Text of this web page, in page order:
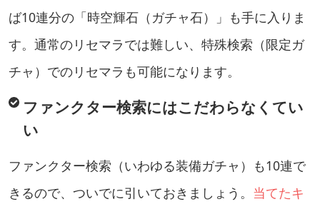
ば10連分の「時空輝石（ガチャ石）」も手に入りま
す。通常のリセマラでは難しい、特殊検索（限定ガ
チャ）でのリセマラも可能になります。
ファンクター検索にはこだわらなくてい
い
ファンクター検索（いわゆる装備ガチャ）も10連で
きるので、ついでに引いておきましょう。 当てたキ